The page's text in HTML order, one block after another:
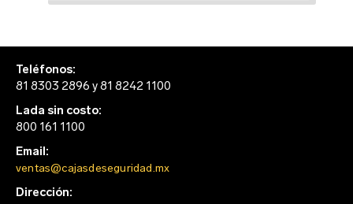
Teléfonos:
81 8303 2896 y 81 8242 1100
Lada sin costo:
800 161 1100
Email:
ventas@cajasdeseguridad.mx
Dirección: